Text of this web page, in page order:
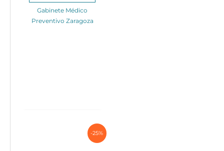
Gabinete Médico
Preventivo Zaragoza
-25%